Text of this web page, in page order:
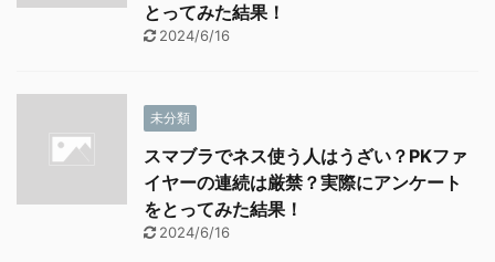
とってみた結果！
2024/6/16
未分類
スマブラでネス使う人はうざい？PKファ
イヤーの連続は厳禁？実際にアンケート
をとってみた結果！
2024/6/16